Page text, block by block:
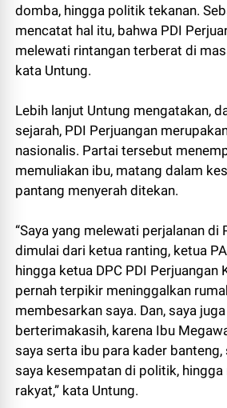
domba, hingga politik tekanan.
mencatat hal itu, bahwa PDI
melewati rintangan terberat di
kata Untung.
Lebih lanjut Untung mengatakan,
sejarah, PDI Perjuangan
nasionalis. Partai tersebut
memuliakan ibu, matang dalam
pantang menyerah ditekan.
“Saya yang melewati perjalanan di
dimulai dari ketua ranting, ketua
hingga ketua DPC PDI Perjuangan
pernah terpikir meninggalkan
membesarkan saya. Dan, saya
berterimakasih, karena Ibu
saya serta ibu para kader
saya kesempatan di politik,
rakyat,” kata Untung.